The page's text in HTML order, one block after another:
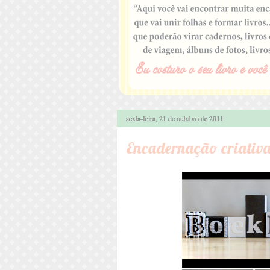
sexta-feira, 21 de outubro de 2011
Encadernação criativa